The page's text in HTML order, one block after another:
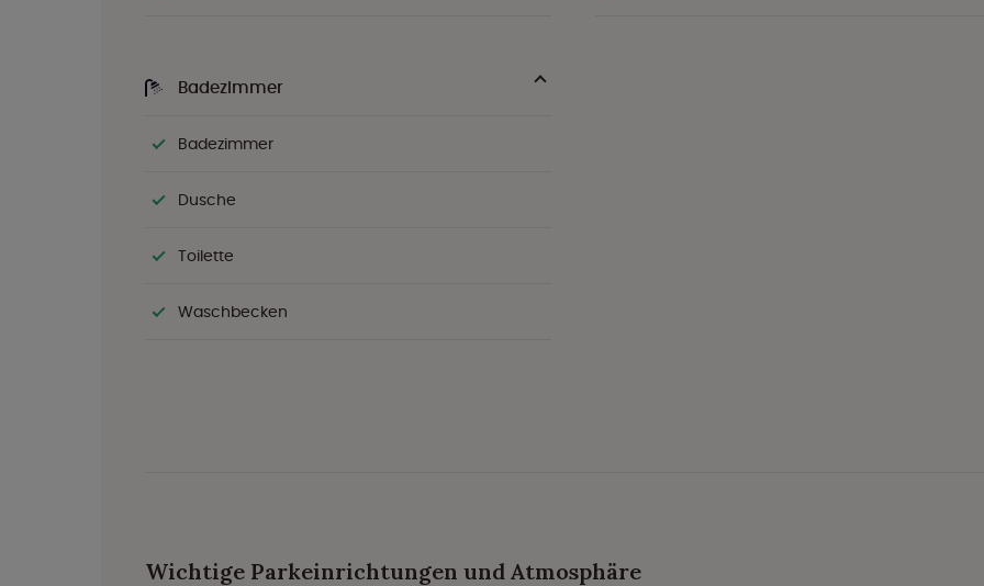
Badezimmer
Badezimmer
Dusche
Toilette
Waschbecken
Wichtige Parkeinrichtungen und Atmosphäre